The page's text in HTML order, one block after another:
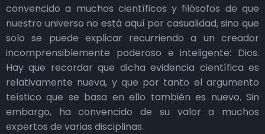
convencido a muchos científicos y filósofos de que
nuestro universo no está aquí por casualidad, sino que
solo se puede explicar recurriendo a un creador
incomprensiblemente poderoso e inteligente: Dios.
Hay que recordar que dicha evidencia científica es
relativamente nueva, y que por tanto el argumento
teístico que se basa en ello también es nuevo. Sin
embargo, ha convencido de su valor a muchos
expertos de varias disciplinas.